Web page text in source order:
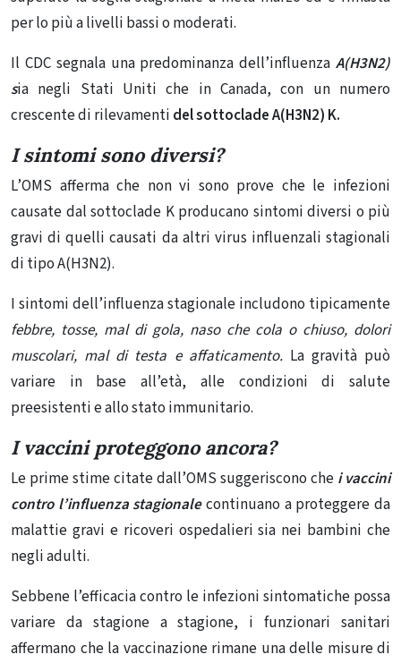
per lo più a livelli bassi o moderati.
Il CDC segnala una predominanza dell’influenza A(H3N2)
sia negli Stati Uniti che in Canada, con un numero
crescente di rilevamenti del sottoclade A(H3N2) K.
I sintomi sono diversi?
L’OMS afferma che non vi sono prove che le infezioni
causate dal sottoclade K producano sintomi diversi o più
gravi di quelli causati da altri virus influenzali stagionali
di tipo A(H3N2).
I sintomi dell’influenza stagionale includono tipicamente
febbre, tosse, mal di gola, naso che cola o chiuso, dolori
muscolari, mal di testa e affaticamento.La gravità può
variare in base all’età, alle condizioni di salute
preesistenti e allo stato immunitario.
I vaccini proteggono ancora?
Le prime stime citate dall’OMS suggeriscono che i vaccini
contro l’influenza stagionalecontinuano a proteggere da
malattie gravi e ricoveri ospedalieri sia nei bambini che
negli adulti.
Sebbene l’efficacia contro le infezioni sintomatiche possa
variare da stagione a stagione, i funzionari sanitari
affermano che la vaccinazione rimane una delle misure di